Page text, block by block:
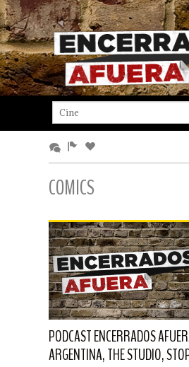
COMICS
PODCAST ENCERRADOS
ARGENTINA, THE STUDIO,